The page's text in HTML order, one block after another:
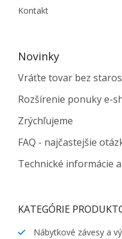
Kontakt
Novinky
Vráťte tovar bez
Rozšírenie ponuky e-
Zrýchľujeme
FAQ - najčastejšie
Technické informácie
KATEGÓRIE
Nábytkové závesy a